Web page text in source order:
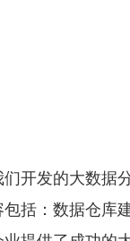
开发的大数据
括：数据仓库